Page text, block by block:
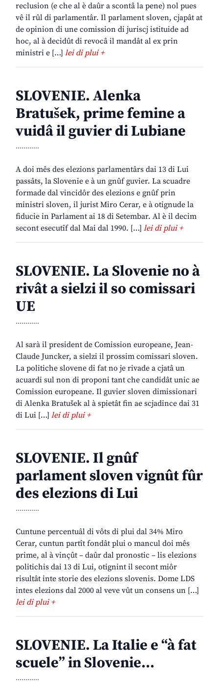
reclusion (e che al è daûr a scontâ la pene) nol pues
vê il rûl di parlamentâr. Il parlament sloven, cjapât at
de opinion di une comission di juriscj istituide ad
hoc, al à decidût di revocâ il mandât al ex prin
ministri e […] lei di plui +
SLOVENIE. Alenka
Bratušek, prime femine a
vuidâ il guvier di Lubiane
............
A doi mês des elezions parlamentârs dai 13 di Lui
passâts, la Slovenie e à un gnûf guvier. La scuadre
formade dal vincidôr des elezions e gnûf prin
ministri sloven, il jurist Miro Cerar, e à otignude la
fiducie in Parlament ai 18 di Setembar. Al è il decim
secont esecutîf dal Mai dal 1990. […] lei di plui +
SLOVENIE. La Slovenie no à
rivât a sielzi il so comissari
UE
............
Al sarà il president de Comission europeane, Jean-
Claude Juncker, a sielzi il prossim comissari sloven.
La politiche slovene di fat no je rivade a cjatâ un
acuardi sul non di proponi tant che candidât unic ae
Comission europeane. Il guvier sloven dimissionari
di Alenka Bratušek al à spietât fin ae scjadince dai 31
di Lui […] lei di plui +
SLOVENIE. Il gnûf
parlament sloven vignût fûr
des elezions di Lui
............
Cuntune percentuâl di vôts di plui dal 34% Miro
Cerar, cuntun partît fondât plui o mancul doi mês
prime, al à vinçût – daûr dal pronostic – lis elezions
politichis dai 13 di Lui, otignint il secont miôr
risultât inte storie des elezions slovenis. Dome LDS
intes elezions dal 2000 al veve vût un consens un […]
lei di plui +
SLOVENIE. La Italie e “à fat
scuele” in Slovenie…
............